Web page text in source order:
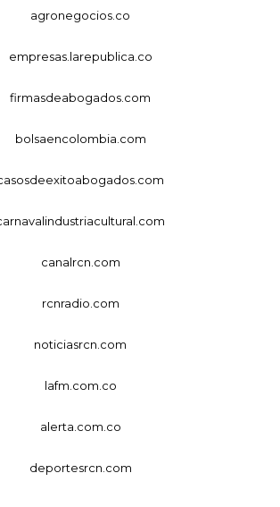
agronegocios.co
empresas.larepublica.co
firmasdeabogados.com
bolsaencolombia.com
canalrcn.com
rcnradio.com
noticiasrcn.com
lafm.com.co
alerta.com.co
deportesrcn.com